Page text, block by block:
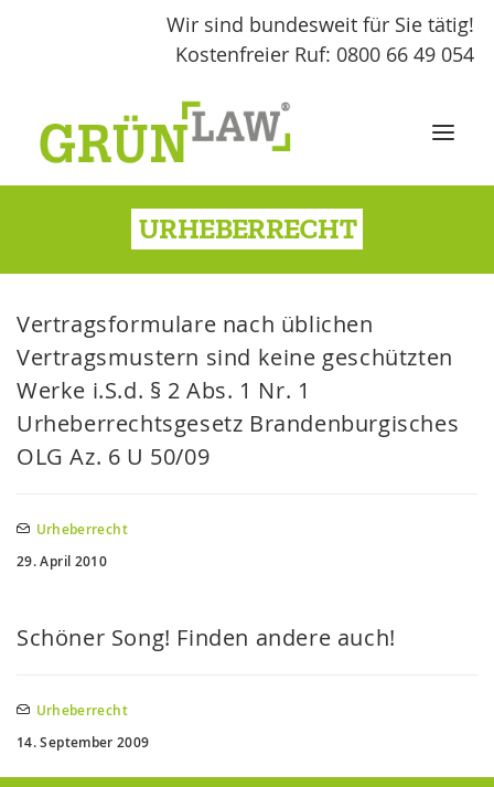
Wir sind bundesweit für Sie tätig!
Kostenfreier Ruf: 0800 66 49 054
GRÜNLAW
FACHBEITRÄGE
URHEBERRECHT
Vertragsformulare nach üblichen
Vertragsmustern sind keine geschützten
Werke i.S.d. § 2 Abs. 1 Nr. 1
Urheberrechtsgesetz Brandenburgisches
OLG Az. 6 U 50/09
Urheberrecht
29. April 2010
Schöner Song! Finden andere auch!
Urheberrecht
14. September 2009